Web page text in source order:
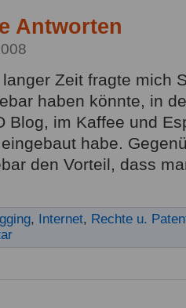
Antworten
Zeit fragte mich
haben könnte, in
Blog, im Kaffee und
habe.
den Vorteil, dass
, Internet, Rechte u.